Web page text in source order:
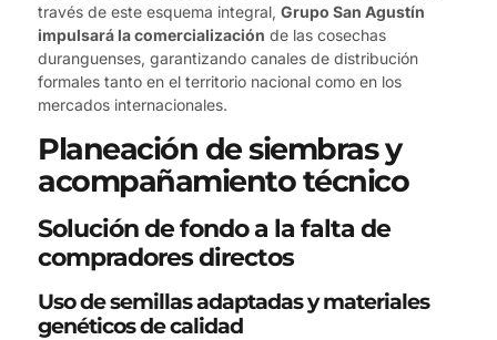
través de este esquema integral, Grupo San Agustín
impulsará la comercialización de las cosechas
duranguenses, garantizando canales de distribución
formales tanto en el territorio nacional como en los
mercados internacionales.
Planeación de siembras y
acompañamiento técnico
Solución de fondo a la falta de
compradores directos
Uso de semillas adaptadas y materiales
genéticos de calidad